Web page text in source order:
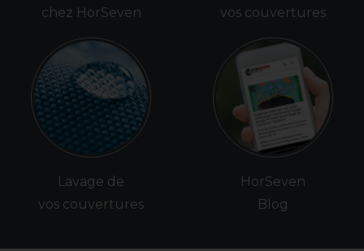
chez HorSeven
Lavage de
vos couvertures
vos couvertures
HorSeven
Blog